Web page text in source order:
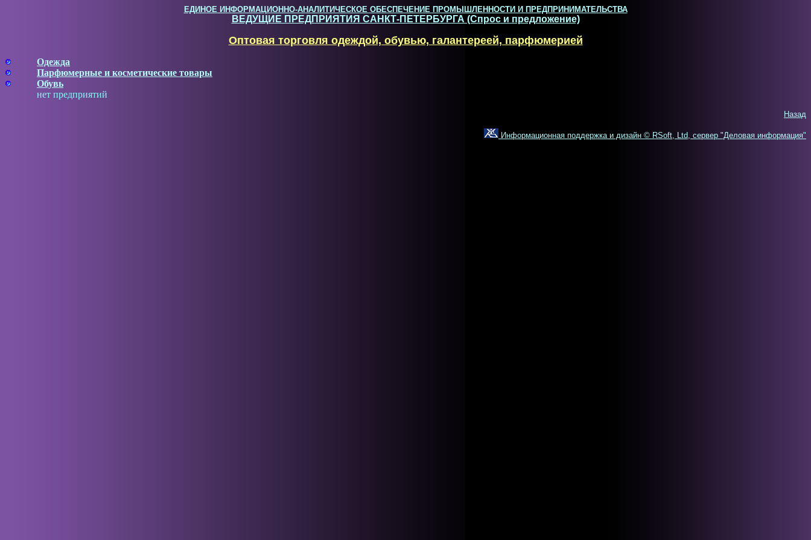
ЕДИНОЕ ИНФОРМАЦИОННО-АНАЛИТИЧЕСКОЕ ОБЕСПЕЧЕНИЕ ПРОМЫШЛЕННОСТИ И ПРЕДПРИНИМАТЕЛЬСТВА
ВЕДУЩИЕ ПРЕДПРИЯТИЯ САНКТ-ПЕТЕРБУРГА (Спрос и предложение)
Оптовая торговля одеждой, обувью, галантереей, парфюмерией
Одежда
Парфюмерные и косметические товары
Обувь
нет предприятий
Назад
Информационная поддержка и дизайн © RSoft, Ltd, сервер "Деловая информация"